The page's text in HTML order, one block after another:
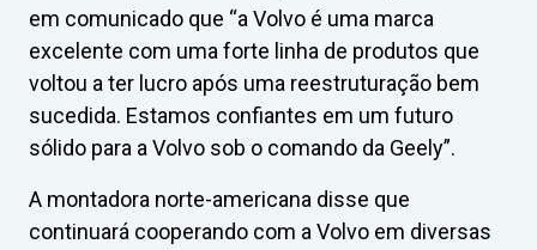
em comunicado que “a Volvo é uma marca
excelente com uma forte linha de produtos que
voltou a ter lucro após uma reestruturação bem
sucedida. Estamos confiantes em um futuro
sólido para a Volvo sob o comando da Geely”.
A montadora norte-americana disse que
continuará cooperando com a Volvo em diversas